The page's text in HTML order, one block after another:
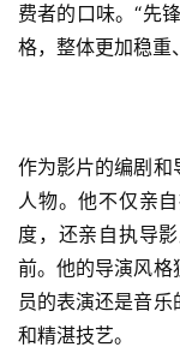
费者的口味。“先
格，整体更加稳重
作为影片的编剧和
人物。他不仅亲
度，还亲自执导
前。他的导演风格
员的表演还是音
和精湛技艺。